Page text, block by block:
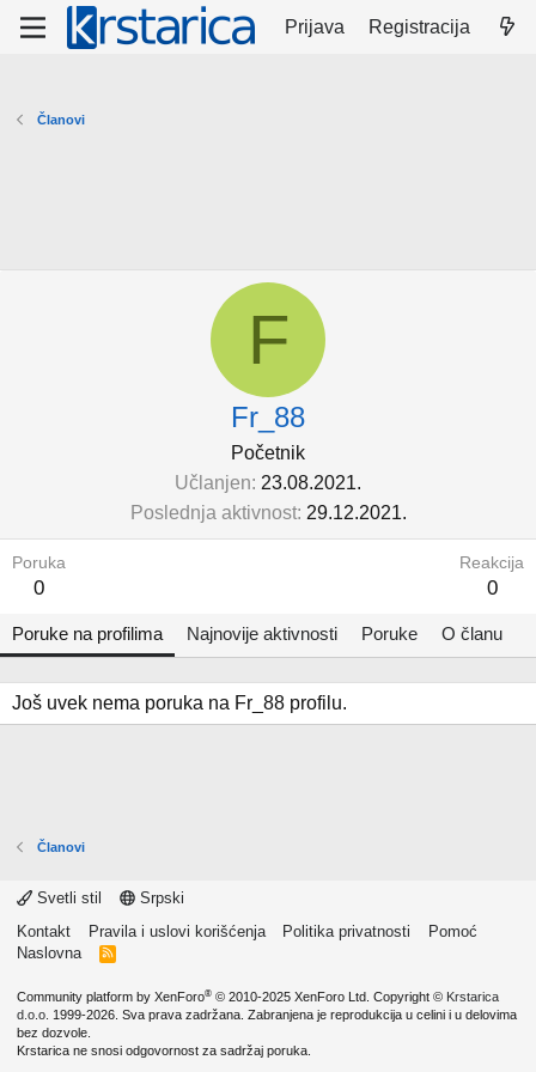
Prijava Registracija
Članovi
F
Fr_88
Početnik
Učlanjen 23.08.2021.
Poslednja aktivnost 29.12.2021.
Poruka
0
Reakcija
0
Poruke na profilima Najnovije aktivnosti Poruke O članu
Još uvek nema poruka na Fr_88 profilu.
Članovi
Svetli stil
Srpski
Kontakt
Pravila i uslovi korišćenja Politika privatnosti
Pomoć
Naslovna
R
Community platform by XenForo® © 2010-2025 XenForo Ltd. Copyright © Krstarica
d.o.o. 1999-2026. Sva prava zadržana. Zabranjena je reprodukcija u celini i u delovima
bez dozvole.
Krstarica ne snosi odgovornost za sadržaj poruka.